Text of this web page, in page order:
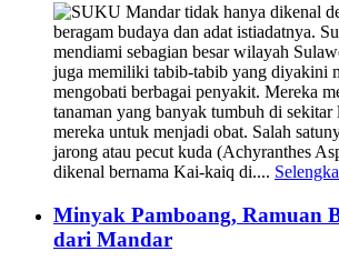
SUKU Mandar tidak hanya dikenal
beragam budaya dan adat istiadatnya.
mendiami sebagian besar wilayah
juga memiliki tabib-tabib yang diyakini
mengobati berbagai penyakit. Mereka
tanaman yang banyak tumbuh di sekitar
mereka untuk menjadi obat. Salah
jarong atau pecut kuda (Achyranthes
dikenal bernama Kai-kaiq di....
Minyak Pamboang, Ramuan
dari Mandar